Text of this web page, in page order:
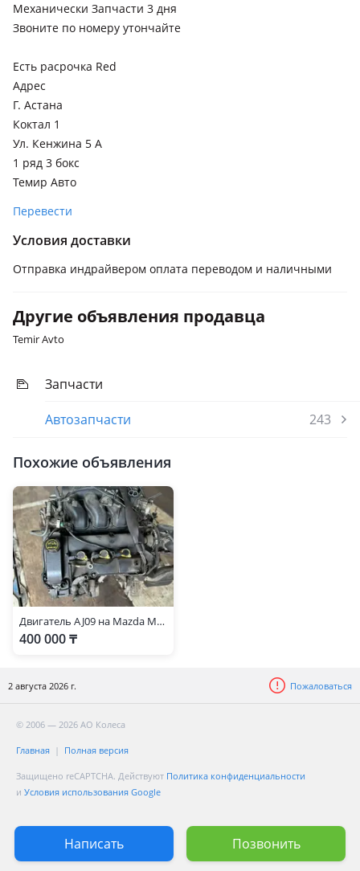
Механически Запчасти 3 дня
Звоните по номеру утончайте
Есть расрочка Red
Адрес
Г. Астана
Коктал 1
Ул. Кенжина 5 А
1 ряд 3 бокс
Темир Авто
Перевести
Условия доставки
Отправка индрайвером оплата переводом и наличными
Другие объявления продавца
Temir Avto
Запчасти
Автозапчасти
243
Похожие объявления
Двигатель AJ09 на Mazda MPV
400 000 ₸
2 августа 2026 г. Пожаловаться
Написать Позвонить
© 2006 — 2026 АО Колеса
Главная Полная версия
Защищено reCAPTCHA. Действуют Политика конфиденциальности
и Условия использования Google